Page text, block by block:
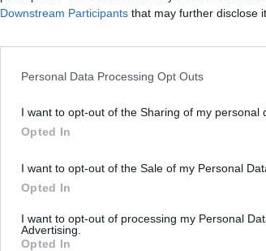
Downstream Participants that may further disclose
Personal Data Processing Opt Outs
I want to opt-out of the Sharing of my personal
Opted In
I want to opt-out of the Sale of my Personal
Opted In
I want to opt-out of processing my Personal
Advertising.
Opted In